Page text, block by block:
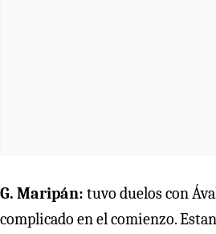
G. Maripán: tuvo duelos con
complicado en el comienzo.